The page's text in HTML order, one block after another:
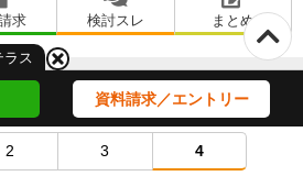
ラス
資料請求／エントリー
2 3 4
求 検討スレ まとめ
大野スタイルスイート
神奈川県相模原市南区相模大野２-3356-1
万円～7108万円（うちモデルルーム価格
7108万円）